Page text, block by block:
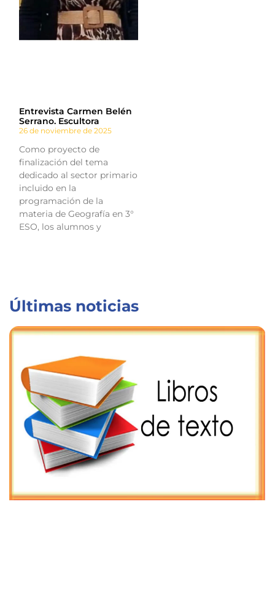
Entrevista Carmen Belén
Serrano. Escultora
26 de noviembre de 2025
Como proyecto de
finalización del tema
dedicado al sector primario
incluido en la
programación de la
materia de Geografía en 3°
ESO, los alumnos y
Últimas noticias